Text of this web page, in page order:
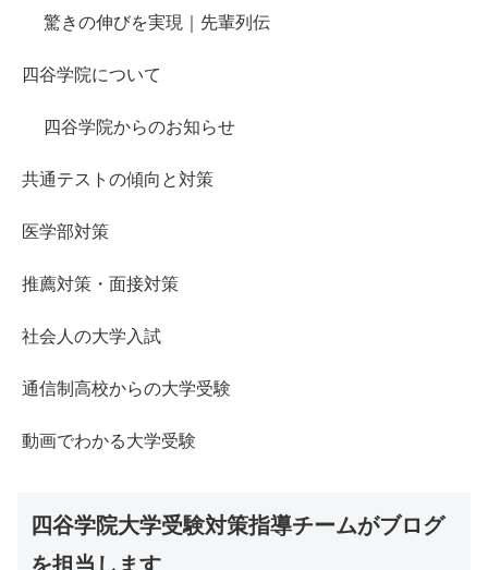
驚きの伸びを実現｜先輩列伝
四谷学院について
四谷学院からのお知らせ
共通テストの傾向と対策
医学部対策
推薦対策・面接対策
社会人の大学入試
通信制高校からの大学受験
動画でわかる大学受験
四谷学院大学受験対策指導チームがブログ
を担当します